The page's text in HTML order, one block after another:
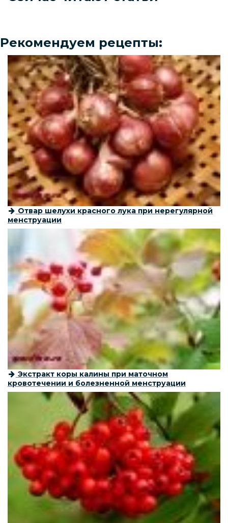
Рекомендуем рецепты:
Отвар шелухи красного лука при нерегулярной
менструации
Экстракт коры калины при маточном
кровотечении и болезненной менструации